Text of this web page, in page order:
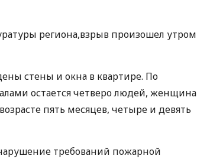
региона,взрыв произошел утром
стены и окна в квартире. По
остается четверо людей, женщина
пять месяцев, четыре и девять
требований пожарной